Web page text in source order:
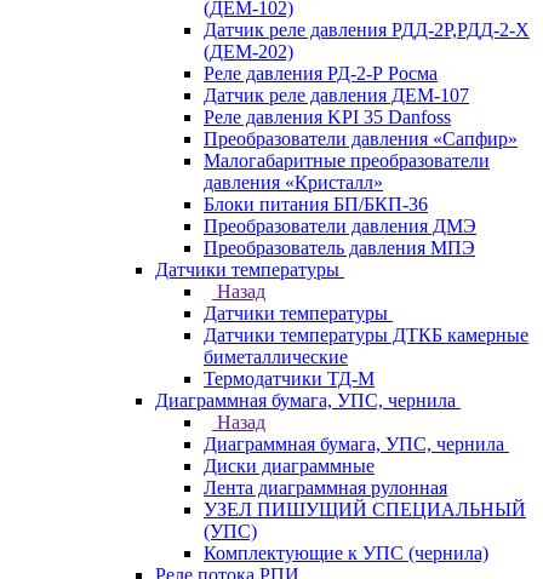
(ДЕМ-102)
Датчик реле давления РДД-2Р,РДД-2-Х
(ДЕМ-202)
Реле давления РД-2-Р Росма
Датчик реле давления ДЕМ-107
Реле давления KPI 35 Danfoss
Преобразователи давления «Сапфир»
Малогабаритные преобразователи
давления «Кристалл»
Блоки питания БП/БКП-36
Преобразователи давления ДМЭ
Преобразователь давления МПЭ
Датчики температуры
Назад
Датчики температуры
Датчики температуры ДТКБ камерные
биметаллические
Термодатчики ТД-М
Диаграммная бумага, УПС, чернила
Назад
Диаграммная бумага, УПС, чернила
Диски диаграммные
Лента диаграммная рулонная
УЗЕЛ ПИШУЩИЙ СПЕЦИАЛЬНЫЙ
(УПС)
Комплектующие к УПС (чернила)
Реле потока РПИ